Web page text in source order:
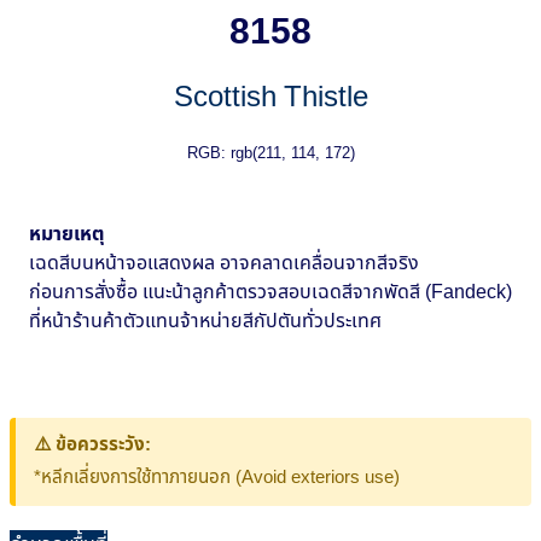
8158
Scottish Thistle
RGB: rgb(211, 114, 172)
หมายเหตุ
เฉดสีบนหน้าจอแสดงผล อาจคลาดเคลื่อนจากสีจริง
ก่อนการสั่งซื้อ แนะน้าลูกค้าตรวจสอบเฉดสีจากพัดสี (Fandeck)
ที่หน้าร้านค้าตัวแทนจ้าหน่ายสีกัปตันทั่วประเทศ
⚠️ ข้อควรระวัง:
*หลีกเลี่ยงการใช้ทาภายนอก (Avoid exteriors use)